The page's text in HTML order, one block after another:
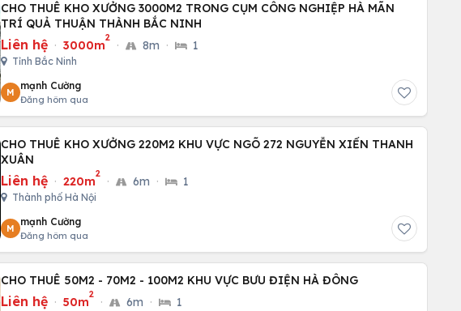
CHO THUÊ KHO XƯỞNG 3000M2 TRONG CỤM CÔNG NGHIỆP HÀ MÃN
TRÍ QUẢ THUẬN THÀNH BẮC NINH
Liên hệ · 3000m
2
· 8m · 1
Tỉnh Bắc Ninh
M
mạnh Cường
Đăng hôm qua
CHO THUÊ KHO XƯỞNG 220M2 KHU VỰC NGÕ 272 NGUYỄN XIỂN THANH
XUÂN
Liên hệ · 220m
2
· 6m · 1
Thành phố Hà Nội
M
mạnh Cường
Đăng hôm qua
CHO THUÊ 50M2 - 70M2 - 100M2 KHU VỰC BƯU ĐIỆN HÀ ĐÔNG
Liên hệ · 50m
2
· 6m · 1